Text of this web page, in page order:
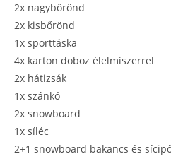
2x nagybőrönd
2x kisbőrönd
1x sporttáska
4x karton doboz élelmiszerrel
2x hátizsák
1x szánkó
2x snowboard
1x síléc
2+1 snowboard bakancs és